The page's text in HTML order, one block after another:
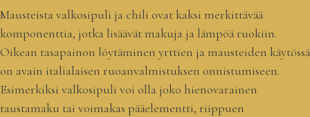
Mausteista valkosipuli ja chili ovat kaksi merkittävää
komponenttia, jotka lisäävät makuja ja lämpöä ruokiin.
Oikean tasapainon löytäminen yrttien ja mausteiden käytössä
on avain italialaisen ruoanvalmistuksen onnistumiseen.
Esimerkiksi valkosipuli voi olla joko hienovarainen
taustamaku tai voimakas pääelementti, riippuen